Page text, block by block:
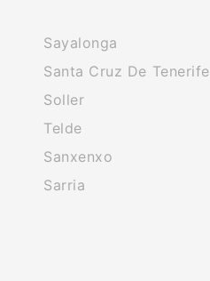
Sayalonga
Santa Cruz De Tenerife
Soller
Telde
Sanxenxo
Sarria